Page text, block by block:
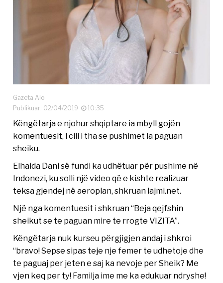
Gazeta Alo
Publikuar: 02/04/2019
10:35
Këngëtarja e njohur shqiptare ia mbyll gojën
komentuesit, i cili i tha se pushimet ia paguan
sheiku.
Elhaida Dani së fundi ka udhëtuar për pushime në
Indonezi, ku solli një video që e kishte realizuar
teksa gjendej në aeroplan, shkruan lajmi.net.
Një nga komentuesit i shkruan “Beja qejfshin
sheikut se te paguan mire te rrogte VIZITA”.
Këngëtarja nuk kurseu përgjigjen andaj i shkroi
“bravo! Sepse sipas teje nje femer te udhetoje dhe
te paguaj per jeten e saj ka nevoje per Sheik? Me
vjen keq per ty! Familja ime me ka edukuar ndryshe!